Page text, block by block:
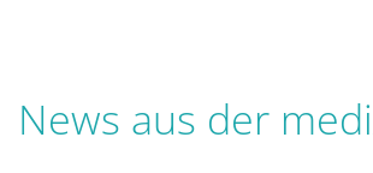
News aus der